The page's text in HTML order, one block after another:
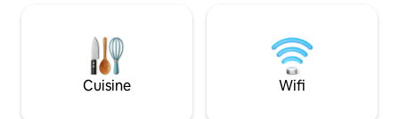
l'année avec les mini-splits CVC. Que
vous sirotiez un café sur la terrasse en
regardant les cerfs se promener ou que
vous vous détendiez dans le jacuzzi
région, le lac
planches à
Whitefish étant
apprécierez la
Cuisine Wifi